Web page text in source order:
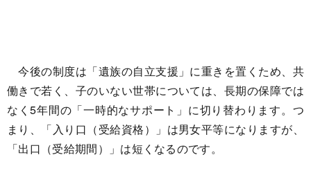
今後の制度は「遺族の自立支援」に重きを置くため、共
働きで若く、子のいない世帯については、長期の保障では
なく5年間の「一時的なサポート」に切り替わります。つ
まり、「入り口（受給資格）」は男女平等になりますが、
「出口（受給期間）」は短くなるのです。